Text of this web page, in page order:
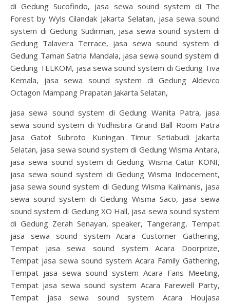
di Gedung Sucofindo, jasa sewa sound system di The
Forest by Wyls Cilandak Jakarta Selatan, jasa sewa sound
system di Gedung Sudirman, jasa sewa sound system di
Gedung Talavera Terrace, jasa sewa sound system di
Gedung Taman Satria Mandala, jasa sewa sound system di
Gedung TELKOM, jasa sewa sound system di Gedung Tiva
Kemala, jasa sewa sound system di Gedung Aldevco
Octagon Mampang Prapatan Jakarta Selatan,
jasa sewa sound system di Gedung Wanita Patra, jasa
sewa sound system di Yudhistira Grand Ball Room Patra
Jasa Gatot Subroto Kuningan Timur Setiabudi Jakarta
Selatan, jasa sewa sound system di Gedung Wisma Antara,
jasa sewa sound system di Gedung Wisma Catur KONI,
jasa sewa sound system di Gedung Wisma Indocement,
jasa sewa sound system di Gedung Wisma Kalimanis, jasa
sewa sound system di Gedung Wisma Saco, jasa sewa
sound system di Gedung XO Hall, jasa sewa sound system
di Gedung Zerah Senayan, speaker, Tangerang, Tempat
jasa sewa sound system Acara Customer Gathering,
Tempat jasa sewa sound system Acara Doorprize,
Tempat jasa sewa sound system Acara Family Gathering,
Tempat jasa sewa sound system Acara Fans Meeting,
Tempat jasa sewa sound system Acara Farewell Party,
Tempat jasa sewa sound system Acara Houjasa